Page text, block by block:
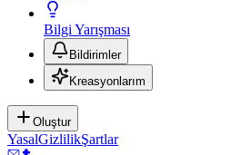
Bilgi Yarışması
Bildirimler
Kreasyonlarım
Oluştur
YasalGizlilikŞartlar